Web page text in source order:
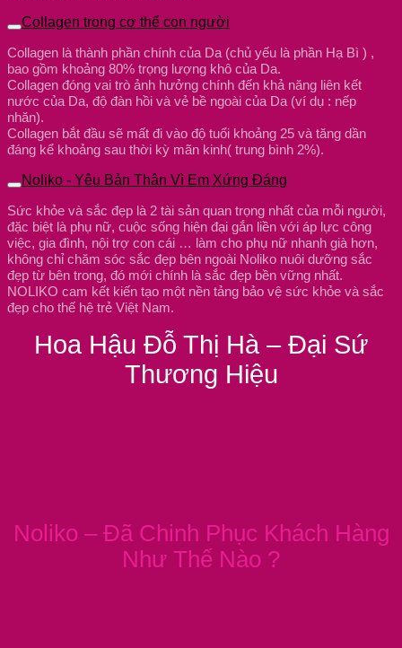
Collagen trong cơ thể con người
Collagen là thành phần chính của Da (chủ yếu là phần Hạ Bì ) ,
bao gồm khoảng 80% trọng lượng khô của Da.
Collagen đóng vai trò ảnh hưởng chính đến khả năng liên kết
nước của Da, độ đàn hồi và vẻ bề ngoài của Da (ví dụ : nếp
nhăn).
Collagen bắt đầu sẽ mất đi vào độ tuổi khoảng 25 và tăng dần
đáng kể khoảng sau thời kỳ mãn kinh( trung bình 2%).
Noliko - Yêu Bản Thân Vì Em Xứng Đáng
Sức khỏe và sắc đẹp là 2 tài sản quan trọng nhất của mỗi người,
đặc biệt là phụ nữ, cuộc sống hiện đại gắn liền với áp lực công
việc, gia đình, nội trợ con cái … làm cho phụ nữ nhanh già hơn,
không chỉ chăm sóc sắc đẹp bên ngoài Noliko nuôi dưỡng sắc
đẹp từ bên trong, đó mới chính là sắc đẹp bền vững nhất.
NOLIKO cam kết kiến tạo một nền tảng bảo vệ sức khỏe và sắc
đẹp cho thế hệ trẻ Việt Nam.
Hoa Hậu Đỗ Thị Hà – Đại Sứ
Thương Hiệu
Noliko – Đã Chinh Phục Khách Hàng
Như Thế Nào ?